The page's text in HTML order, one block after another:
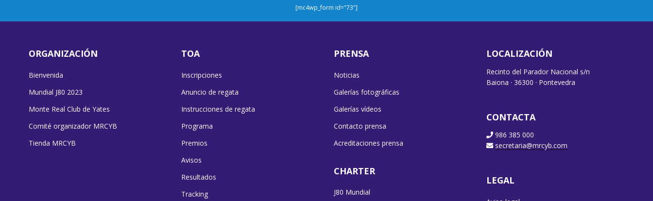
[mc4wp_form id="73"]
ORGANIZACIÓN
Bienvenida
Mundial J80 2023
Monte Real Club de Yates
Comité organizador MRCYB
Tienda MRCYB
TOA
Inscripciones
Anuncio de regata
Instrucciones de regata
Programa
Premios
Avisos
Resultados
Tracking
PRENSA
Noticias
Galerías fotográficas
Galerías vídeos
Contacto prensa
Acreditaciones prensa
CHARTER
J80 Mundial
LOCALIZACIÓN
Recinto del Parador Nacional s/n
Baiona · 36300 · Pontevedra
CONTACTA
986 385 000
secretaria@mrcyb.com
LEGAL